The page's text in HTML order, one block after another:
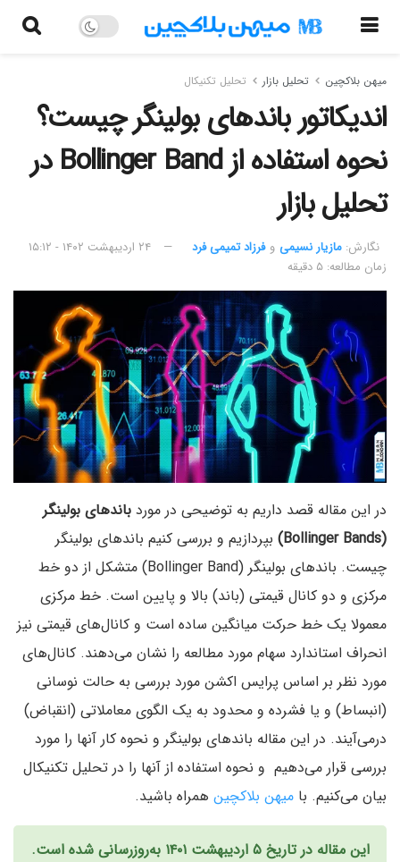
میهن بلاکچین تحلیل بازار تحلیل تکنیکال
اندیکاتور باندهای بولینگر چیست؟
نحوه استفاده از Bollinger Band‌ در
تحلیل بازار
نگارش:‌ مازیار نسیمی و فرزاد تمیمی فرد
۲۴ اردیبهشت ۱۴۰۲ - ۱۵:۱۲
زمان مطالعه: ۵ دقیقه
در این مقاله قصد داریم به توضیحی در مورد باندهای بولینگر
(Bollinger Bands)
بپردازیم و بررسی کنیم باندهای بولینگر
چیست. باند‌های بولینگر (Bollinger Band‌) متشکل از دو خط
مرکزی و دو کانال قیمتی (باند‌) بالا و پایین است. خط مرکزی
معمولا یک خط حرکت میانگین ساده است و کانال‌های قیمتی نیز
انحراف استاندارد سهام مورد مطالعه را نشان می‌دهند. کانال‌های
مورد نظر بر اساس پرایس اکشن مورد بررسی به حالت نوسانی
(انبساط‌) و یا فشرده و محدود به یک الگوی معاملاتی (انقباض‌)
درمی‌آیند. در این مقاله باندهای بولینگر و نحوه کار آنها را مورد
بررسی قرار می‌دهیم و نحوه استفاده از آنها را در تحلیل تکنیکال
بیان می‌کنیم. با میهن بلاکچین همراه باشید.
این مقاله در تاریخ ۵ اردیبهشت ۱۴۰۱ به‌روز‌رسانی شده است.